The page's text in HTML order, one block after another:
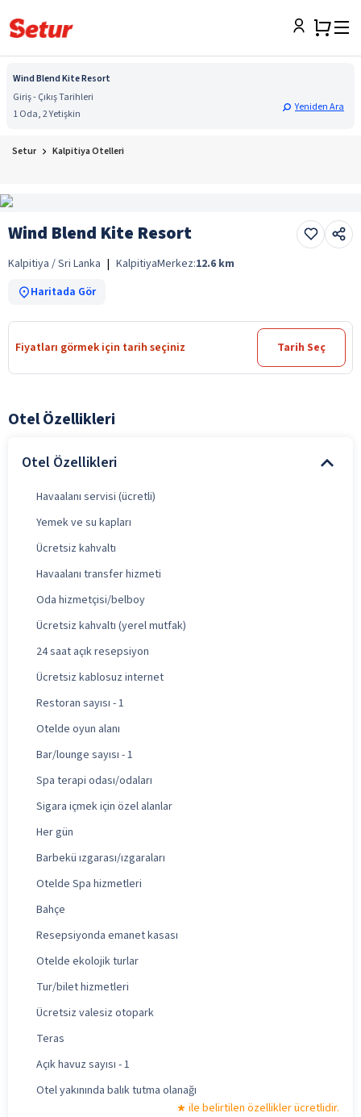
Wind Blend Kite Resort
Giriş - Çıkış Tarihleri
1 Oda, 2 Yetişkin
Yeniden Ara
Setur Kalpitiya Otelleri
Wind Blend Kite Resort
Kalpitiya / Sri Lanka | KalpitiyaMerkez:12.6 km
Haritada Gör
Fiyatları görmek için tarih seçiniz Tarih Seç
Otel Özellikleri
Otel Özellikleri
Havaalanı servisi (ücretli)
Yemek ve su kapları
Ücretsiz kahvaltı
Havaalanı transfer hizmeti
Oda hizmetçisi/belboy
Ücretsiz kahvaltı (yerel mutfak)
24 saat açık resepsiyon
Ücretsiz kablosuz internet
Restoran sayısı - 1
Otelde oyun alanı
Bar/lounge sayısı - 1
Spa terapi odası/odaları
Sigara içmek için özel alanlar
Her gün
Barbekü ızgarası/ızgaraları
Otelde Spa hizmetleri
Bahçe
Resepsiyonda emanet kasası
Otelde ekolojik turlar
Tur/bilet hizmetleri
Ücretsiz valesiz otopark
Teras
Açık havuz sayısı - 1
Otel yakınında balık tutma olanağı
ile belirtilen özellikler ücretlidir.